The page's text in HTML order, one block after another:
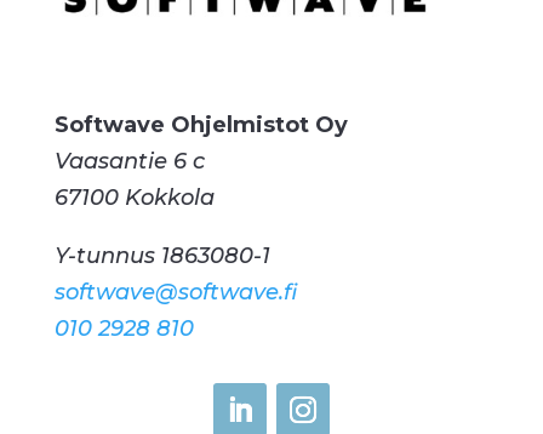
Softwave Ohjelmistot Oy
Vaasantie 6 c
67100 Kokkola
Y-tunnus 1863080-1
softwave@softwave.fi
010 2928 810